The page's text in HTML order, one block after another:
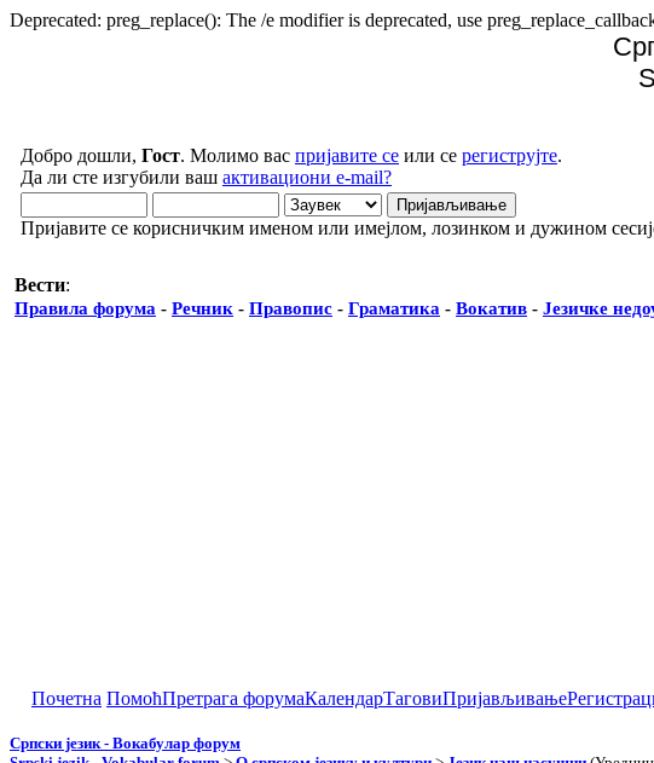
Deprecated: preg_replace(): The /e modifier is deprecated, use
Добро дошли, Гост. Молимо вас пријавите се или се региструјте.
Да ли сте изгубили ваш активациони e-mail?
Пријавите се корисничким именом или имејлом, лозинком и дужином
Вести:
Правила форума - Речник - Правопис - Граматика - Вокатив - Језичке
Почетна ПомоћПретрага форумаКалендарТаговиПријављивање
Српски језик - Вокабулар форум